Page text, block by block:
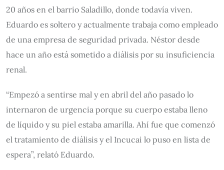
20 años en el barrio Saladillo, donde todavía viven.
Eduardo es soltero y actualmente trabaja como empleado
de una empresa de seguridad privada. Néstor desde
hace un año está sometido a diálisis por su insuficiencia
renal.
“Empezó a sentirse mal y en abril del año pasado lo
internaron de urgencia porque su cuerpo estaba lleno
de líquido y su piel estaba amarilla. Ahí fue que comenzó
el tratamiento de diálisis y el Incucai lo puso en lista de
espera”, relató Eduardo.